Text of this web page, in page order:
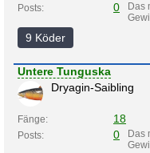
Posts: 0
Das
9 Köder
Untere Tunguska
Dryagin-Saibling
Fänge: 18
Posts: 0
Das